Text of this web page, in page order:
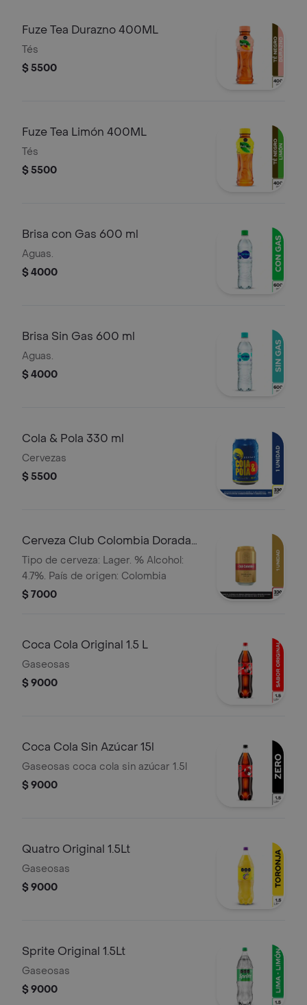
Fuze Tea Durazno 400ML
Tés
$ 5500
Fuze Tea Limón 400ML
Tés
$ 5500
Brisa con Gas 600 ml
Aguas.
$ 4000
Brisa Sin Gas 600 ml
Aguas.
$ 4000
Cola & Pola 330 ml
Cervezas
$ 5500
Cerveza Club Colombia Dorada
Lta 330ml
Tipo de cerveza: Lager. % Alcohol:
4.7%. País de origen: Colombia
$ 7000
Coca Cola Original 1.5 L
Gaseosas
$ 9000
Coca Cola Sin Azúcar 15l
Gaseosas coca cola sin azúcar 1.5l
$ 9000
Quatro Original 1.5Lt
Gaseosas
$ 9000
Sprite Original 1.5Lt
Gaseosas
$ 9000